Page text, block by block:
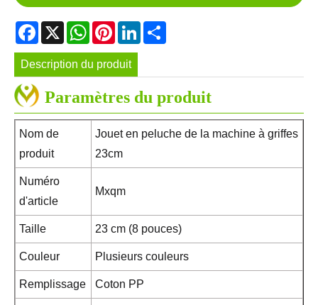
Facebook
X WhatsApp
PinterestLinkedIn
Description du produit
Paramètres du produit
Nom de
produit
Jouet en peluche de la machine à griffes
23cm
Numéro
d'article
Mxqm
Taille 23 cm (8 pouces)
Couleur Plusieurs couleurs
Remplissage Coton PP